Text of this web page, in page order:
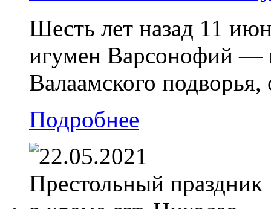
Шесть лет назад 11
игумен Варсонофий —
Валаамского
Подробнее